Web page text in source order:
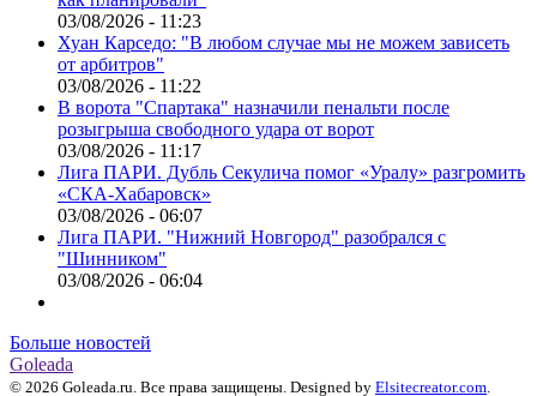
03/08/2026 - 11:23
Хуан Карседо: "В любом случае мы не можем зависеть
от арбитров"
03/08/2026 - 11:22
В ворота "Спартака" назначили пенальти после
розыгрыша свободного удара от ворот
03/08/2026 - 11:17
Лига ПАРИ. Дубль Секулича помог «Уралу» разгромить
«СКА-Хабаровск»
03/08/2026 - 06:07
Лига ПАРИ. "Нижний Новгород" разобрался с
"Шинником"
03/08/2026 - 06:04
Больше новостей
Goleada
© 2026 Goleada.ru. Все права защищены. Designed by Elsitecreator.com